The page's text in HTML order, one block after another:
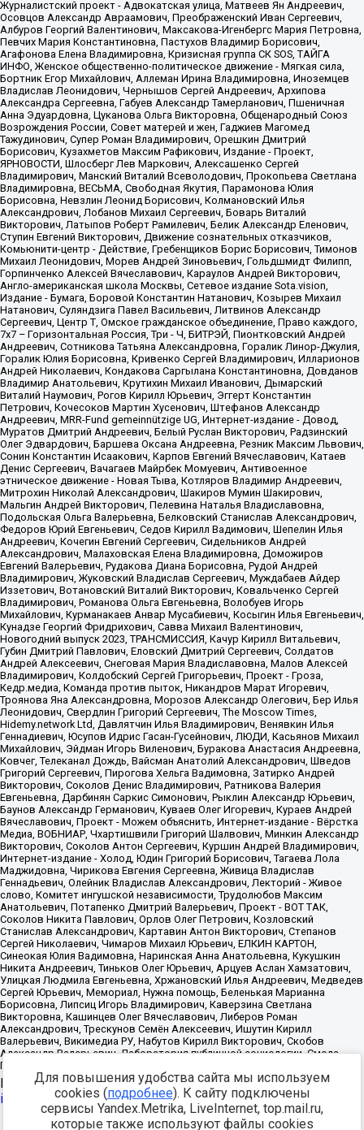
Источник:https://minjust.gov.ru/uploaded/files/reestr-
inostrannyih-agentov-22-03-2024.pdfданные на22.03.2024
Для повышения удобства сайта мы используем
cookies (подробнее). К сайту подключены
сервисы Yandex.Metrika, LiveInternet, top.mail.ru,
которые также используют файлы cookies